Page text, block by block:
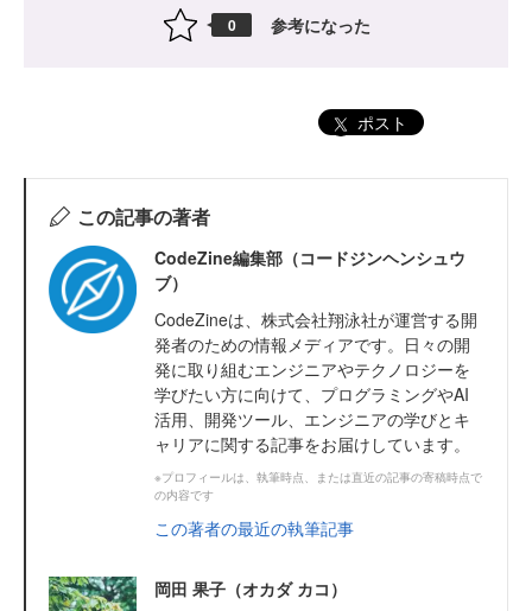
0 参考になった
ポスト
この記事の著者
CodeZine編集部（コードジンヘンシュウ
ブ）
CodeZineは、株式会社翔泳社が運営する開
発者のための情報メディアです。日々の開
発に取り組むエンジニアやテクノロジーを
学びたい方に向けて、プログラミングやAI
活用、開発ツール、エンジニアの学びとキ
ャリアに関する記事をお届けしています。
※プロフィールは、執筆時点、または直近の記事の寄稿時点で
の内容です
この著者の最近の執筆記事
岡田 果子（オカダ カコ）